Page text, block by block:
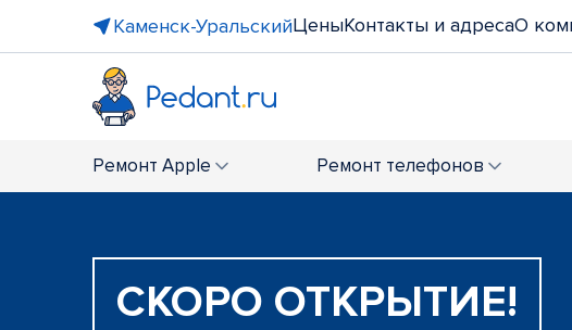
Каменск-УральскийЦеныКонтакты и адресаО
Ремонт Apple Ремонт телефонов
СКОРО ОТКРЫТИЕ!